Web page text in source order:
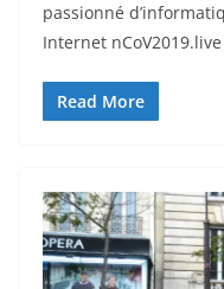
passionné
Internet
Read More